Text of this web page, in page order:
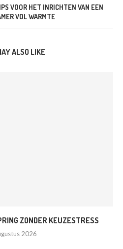
VOOR HET INRICHTEN VAN EEN
VOL WARMTE
ALSO LIKE
ZONDER KEUZESTRESS
2026